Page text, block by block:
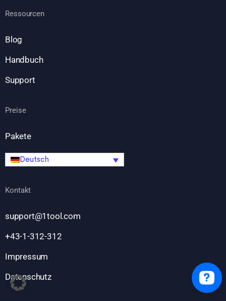
Ressourcen
Blog
Handbuch
Support
Preise
Pakete
Deutsch
Kontakt
support@1tool.com
+43-1-312-312
Impressum
Datenschutz